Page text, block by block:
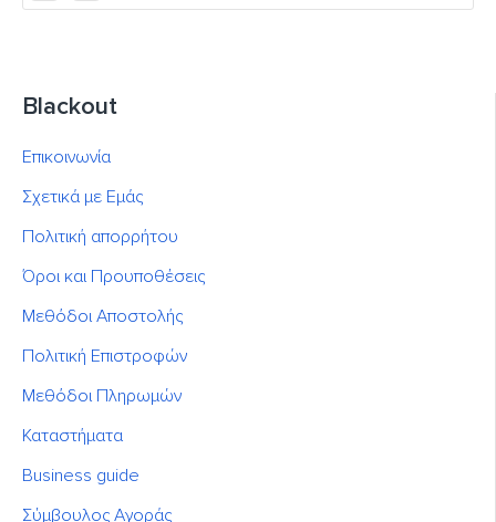
Blackout
Επικοινωνία
Σχετικά με Εμάς
Πολιτική απορρήτου
Όροι και Προυποθέσεις
Μεθόδοι Αποστολής
Πολιτική Επιστροφών
Μεθόδοι Πληρωμών
Καταστήματα
Business guide
Σύμβουλος Αγοράς